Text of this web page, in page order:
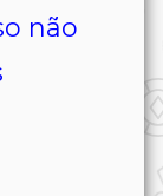
não